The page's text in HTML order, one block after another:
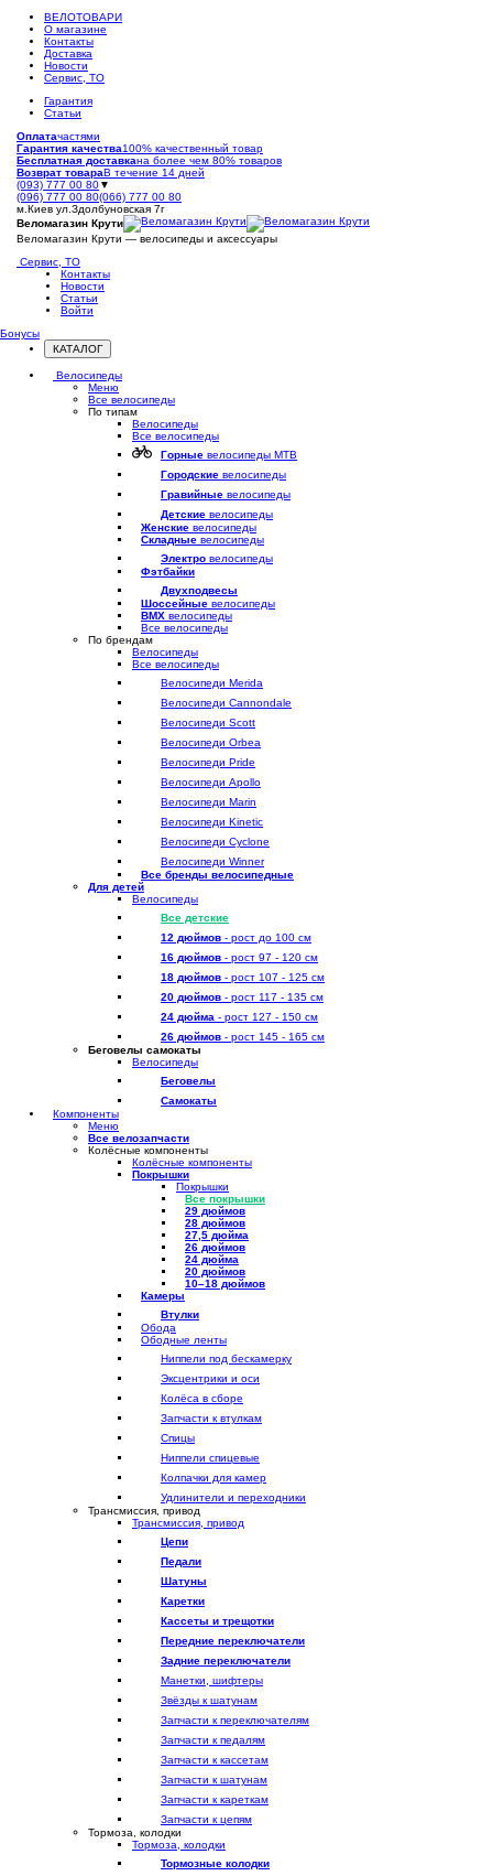
ВЕЛОТОВАРИ
О магазине
Контакты
Доставка
Новости
Сервис, ТО
Гарантия
Статьи
Оплатачастями
Гарантия качества100% качественный товар
Бесплатная доставкана более чем 80% товаров
Возврат товараВ течение 14 дней
(093) 777 00 80▼
(096) 777 00 80(066) 777 00 80
м.Киев ул.Здолбуновская 7г
Веломагазин Крути
Веломагазин Крути — велосипеды и аксессуары
Сервис, ТО
Контакты
Новости
Статьи
Войти
Бонусы
КАТАЛОГ
Открыть
меню
Велосипеды
Меню
Все велосипеды
По типам
Велосипеды
Все велосипеды
Горные велосипеды MTB
Городские велосипеды
Гравийные велосипеды
Детские велосипеды
Женские велосипеды
Складные велосипеды
Электро велосипеды
Фэтбайки
Двухподвесы
Шоссейные велосипеды
BMX велосипеды
Все велосипеды
По брендам
Велосипеды
Все велосипеды
Велосипеди Merida
Велосипеди Cannondale
Велосипеди Scott
Велосипеди Orbea
Велосипеди Pride
Велосипеди Apollo
Велосипеди Marin
Велосипеди Kinetic
Велосипеди Cyclone
Велосипеди Winner
Все бренды велосипедные
Для детей
Велосипеды
Все детские
12 дюймов - рост до 100 см
16 дюймов - рост 97 - 120 см
18 дюймов - рост 107 - 125 см
20 дюймов - рост 117 - 135 см
24 дюйма - рост 127 - 150 см
26 дюймов - рост 145 - 165 см
Беговелы самокаты
Велосипеды
Беговелы
Самокаты
Компоненты
Меню
Все велозапчасти
Колёсные компоненты
Колёсные компоненты
Покрышки
Покрышки
Все покрышки
29 дюймов
28 дюймов
27,5 дюйма
26 дюймов
24 дюйма
20 дюймов
10–18 дюймов
Камеры
Втулки
Обода
Ободные ленты
Ниппели под бескамерку
Эксцентрики и оси
Колёса в сборе
Запчасти к втулкам
Спицы
Ниппели спицевые
Колпачки для камер
Удлинители и переходники
Трансмиссия, привод
Трансмиссия, привод
Цепи
Педали
Шатуны
Каретки
Кассеты и трещотки
Передние переключатели
Задние переключатели
Манетки, шифтеры
Звёзды к шатунам
Запчасти к переключателям
Запчасти к педалям
Запчасти к кассетам
Запчасти к шатунам
Запчасти к кареткам
Запчасти к цепям
Тормоза, колодки
Тормоза, колодки
Тормозные колодки